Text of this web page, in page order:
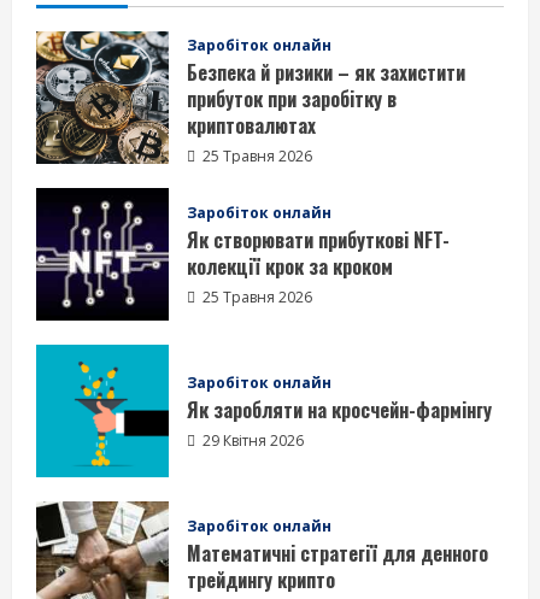
Заробіток онлайн
Безпека й ризики – як захистити
прибуток при заробітку в
криптовалютах
25 Травня 2026
Заробіток онлайн
Як створювати прибуткові NFT-
колекції крок за кроком
25 Травня 2026
Заробіток онлайн
Як заробляти на кросчейн-фармінгу
29 Квітня 2026
Заробіток онлайн
Математичні стратегії для денного
трейдингу крипто